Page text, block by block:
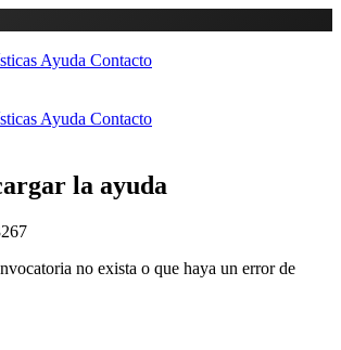
Ayuda Contacto
Ayuda Contacto
la ayuda
no exista o que haya un error de